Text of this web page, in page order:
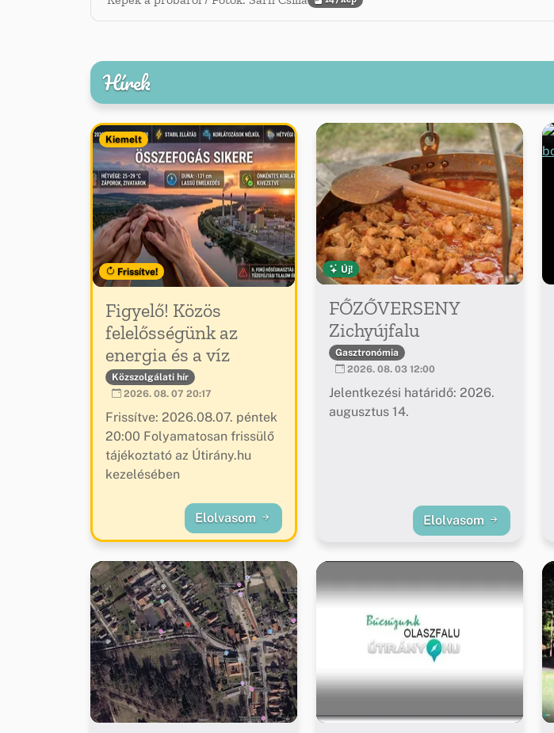
Hírek
Kiemelt
Frissítve!
Figyelő! Közös
felelősségünk az
energia és a víz
Közszolgálati hír
2026. 08. 07 20:17
Frissítve: 2026.08.07. péntek
20:00 Folyamatosan frissülő
tájékoztató az Útirány.hu
kezelésében
Elolvasom
Új!
FŐZŐVERSENY
Zichyújfalu
Gasztronómia
2026. 08. 03 12:00
Jelentkezési határidő: 2026.
augusztus 14.
Elolvasom